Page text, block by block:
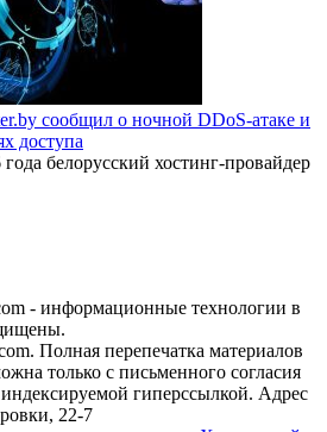
сообщил о ночной DDoS-атаке и
доступа
белорусский хостинг-провайдер
- информационные технологии в
Полная перепечатка материалов
только с письменного согласия
гиперссылкой. Адрес
22-7